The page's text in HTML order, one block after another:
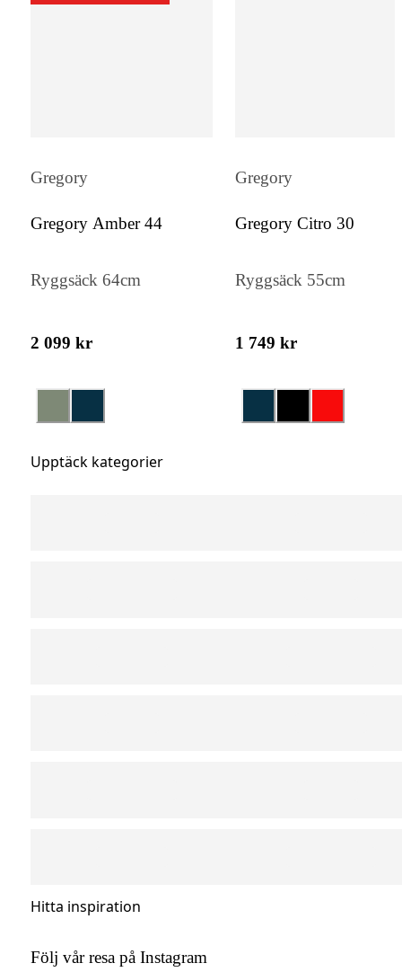
Gregory
Gregory Amber 44
Ryggsäck 64cm
2 099 kr
Gregory
Gregory Citro 30
Ryggsäck 55cm
1 749 kr
Upptäck kategorier
Hitta inspiration
Följ vår resa på Instagram